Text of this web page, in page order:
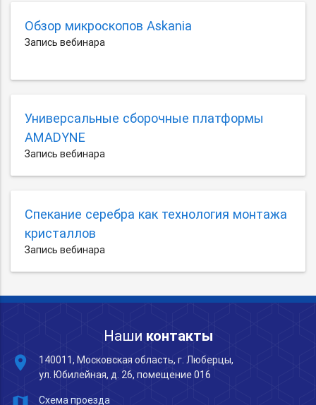
Обзор микроскопов Askania
Запись вебинара
Универсальные сборочные платформы
AMADYNE
Запись вебинара
Спекание серебра как технология монтажа
кристаллов
Запись вебинара
Наши контакты
place
140011, Московская область, г. Люберцы,
ул. Юбилейная, д. 26, помещение 016
Схема проезда